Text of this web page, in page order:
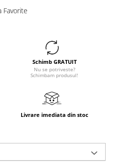
Favorite
Schimb GRATUIT
Nu se potriveste?
Schimbam produsul!
Livrare imediata din stoc